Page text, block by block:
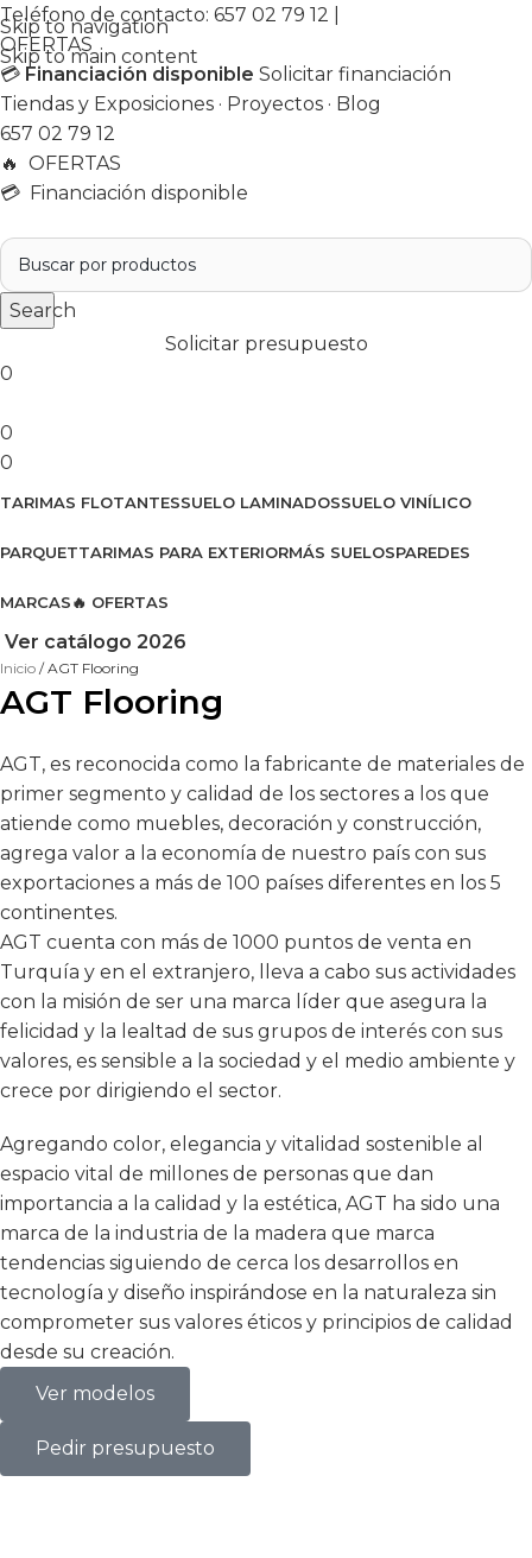
Skip to navigation
Skip to main content
Teléfono de contacto: 657 02 79 12
OFERTAS
💳 Financiación disponible Solicitar financiación
Tiendas y Exposiciones · Proyectos · Blog
657 02 79 12
🔥 OFERTAS
💳 Financiación disponible
Search
Solicitar presupuesto
0
0
0
TARIMAS FLOTANTESSUELO LAMINADOSSUELO VINÍLICO
PARQUETTARIMAS PARA EXTERIORMÁS SUELOSPAREDES
MARCAS🔥 OFERTAS
Ver catálogo 2026
Inicio AGT Flooring
AGT Flooring
AGT, es reconocida como la fabricante de materiales de
primer segmento y calidad de los sectores a los que
atiende como muebles, decoración y construcción,
agrega valor a la economía de nuestro país con sus
exportaciones a más de 100 países diferentes en los 5
continentes.
AGT cuenta con más de 1000 puntos de venta en
Turquía y en el extranjero, lleva a cabo sus actividades
con la misión de ser una marca líder que asegura la
felicidad y la lealtad de sus grupos de interés con sus
valores, es sensible a la sociedad y el medio ambiente y
crece por dirigiendo el sector.
Agregando color, elegancia y vitalidad sostenible al
espacio vital de millones de personas que dan
importancia a la calidad y la estética, AGT ha sido una
marca de la industria de la madera que marca
tendencias siguiendo de cerca los desarrollos en
tecnología y diseño inspirándose en la naturaleza sin
comprometer sus valores éticos y principios de calidad
desde su creación.
Ver modelos
Pedir presupuesto